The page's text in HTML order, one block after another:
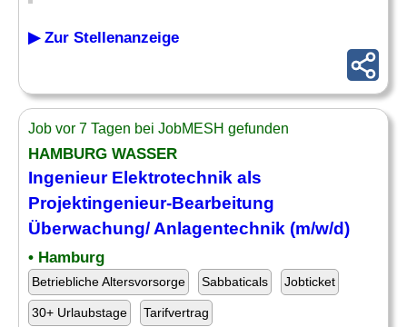
▶ Zur Stellenanzeige
Job vor 7 Tagen bei JobMESH gefunden
HAMBURG WASSER
Ingenieur Elektrotechnik als
Projektingenieur-Bearbeitung
Überwachung/ Anlagentechnik (m/w/d)
• Hamburg
Betriebliche Altersvorsorge Sabbaticals Jobticket
30+ Urlaubstage Tarifvertrag